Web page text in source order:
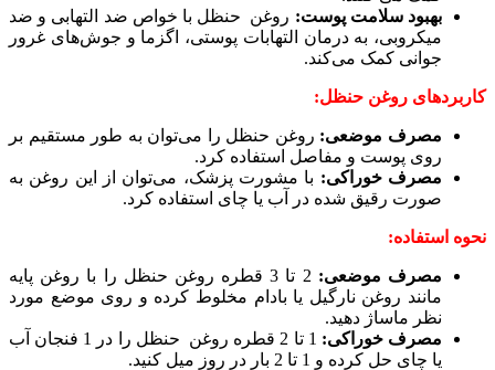
بهبود سلامت پوست: روغن حنظل با خواص ضد التهابی و ضد
میکروبی، به درمان التهابات پوستی، اگزما و جوش‌های غرور
جوانی کمک می‌کند.
کاربردهای روغن حنظل:
مصرف موضعی: روغن حنظل را می‌توان به طور مستقیم بر
روی پوست و مفاصل استفاده کرد.
مصرف خوراکی: با مشورت پزشک، می‌توان از این روغن به
صورت رقیق شده در آب یا چای استفاده کرد.
نحوه استفاده:
مصرف موضعی:
2 تا 3 قطره روغن حنظل را با روغن پایه
مانند روغن نارگیل یا بادام مخلوط کرده و روی موضع مورد
نظر ماساژ دهید.
مصرف خوراکی:
1 تا 2 قطره روغن حنظل را در 1 فنجان آب
یا چای حل کرده و 1 تا 2 بار در روز میل کنید.